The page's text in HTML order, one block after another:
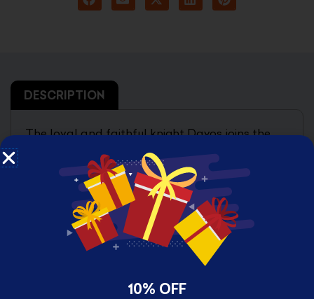
DESCRIPTION
The loyal and faithful knight Davos joins the
Game of Thrones Pocket Pop! keychain lineup!
Pocket Pop!’s are collectible miniaturized Pop!’s.
Each Pocket Pop! is 1.5″ inches tall. These
collectible Pocket Pop!’s have all the same
features as a standard Pop!’s, but are shrunk
down to fit comfortably in your pocket!
10% OFF